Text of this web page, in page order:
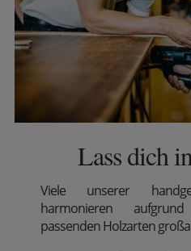
Lass dich
Viele unserer
harmonieren
passenden Holzarten